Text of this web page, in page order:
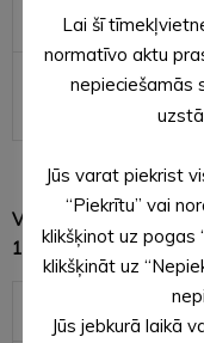
18.04.2019.
19.04.2019. –
22.04.2019.
VID Konsultatīvā
18.04.2019. līdz
Lai šī
normatīvo aktu
nepieciešamās
Jūs varat piekrist
“Piekrītu” vai
klikšķinot uz pogas
klikšķināt uz
Jūs jebkurā laikā